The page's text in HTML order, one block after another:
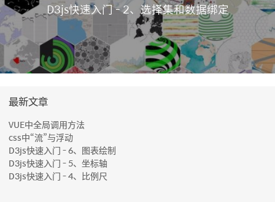
D3js快速入门 - 2、选择集和数据绑定
最新文章
VUE中全局调用方法
css中“流”与浮动
D3js快速入门 - 6、图表绘制
D3js快速入门 - 5、坐标轴
D3js快速入门 - 4、比例尺